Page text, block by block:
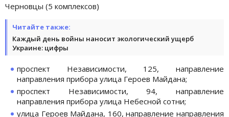
Черновцы (5 комплексов)
Читайте также:
Каждый день войны наносит экологический ущерб
Украине: цифры
проспект Независимости, 125, направление
направления прибора улица Героев Майдана;
проспект Независимости, 94, направление
направления прибора улица Небесной сотни;
улица Героев Майдана, 160, направление направления